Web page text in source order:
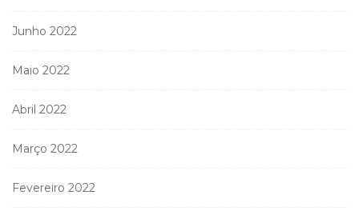
Junho 2022
Maio 2022
Abril 2022
Março 2022
Fevereiro 2022